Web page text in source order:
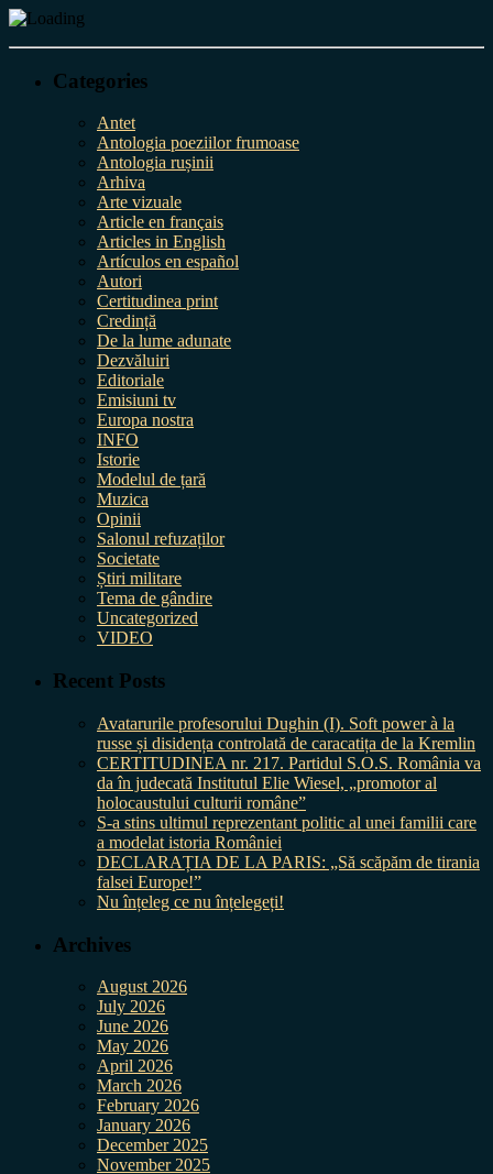
Categories
Antet
Antologia poeziilor frumoase
Antologia rușinii
Arhiva
Arte vizuale
Article en français
Articles in English
Artículos en español
Autori
Certitudinea print
Credință
De la lume adunate
Dezvăluiri
Editoriale
Emisiuni tv
Europa nostra
INFO
Istorie
Modelul de țară
Muzica
Opinii
Salonul refuzaților
Societate
Știri militare
Tema de gândire
Uncategorized
VIDEO
Recent Posts
Avatarurile profesorului Dughin (I). Soft power à la
russe și disidența controlată de caracatița de la Kremlin
CERTITUDINEA nr. 217. Partidul S.O.S. România va
da în judecată Institutul Elie Wiesel, „promotor al
holocaustului culturii române”
S-a stins ultimul reprezentant politic al unei familii care
a modelat istoria României
DECLARAȚIA DE LA PARIS: „Să scăpăm de tirania
falsei Europe!”
Nu înțeleg ce nu înțelegeți!
Archives
August 2026
July 2026
June 2026
May 2026
April 2026
March 2026
February 2026
January 2026
December 2025
November 2025